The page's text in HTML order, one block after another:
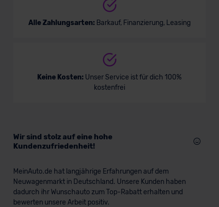
Alle Zahlungsarten: Barkauf, Finanzierung, Leasing
Keine Kosten: Unser Service ist für dich 100%
kostenfrei
Wir sind stolz auf eine hohe
Kundenzufriedenheit!
MeinAuto.de hat langjährige Erfahrungen auf dem
Neuwagenmarkt in Deutschland. Unsere Kunden haben
dadurch ihr Wunschauto zum Top-Rabatt erhalten und
bewerten unsere Arbeit positiv.